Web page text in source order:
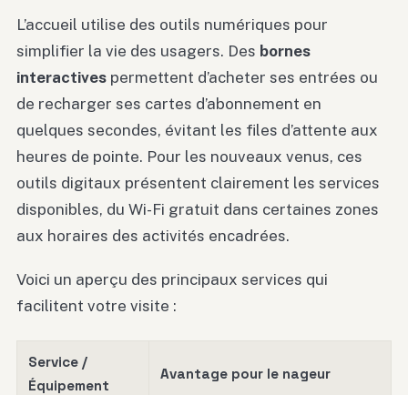
L’accueil utilise des outils numériques pour
simplifier la vie des usagers. Des bornes
interactives permettent d’acheter ses entrées ou
de recharger ses cartes d’abonnement en
quelques secondes, évitant les files d’attente aux
heures de pointe. Pour les nouveaux venus, ces
outils digitaux présentent clairement les services
disponibles, du Wi-Fi gratuit dans certaines zones
aux horaires des activités encadrées.
Voici un aperçu des principaux services qui
facilitent votre visite :
Service /
Équipement
Avantage pour le nageur